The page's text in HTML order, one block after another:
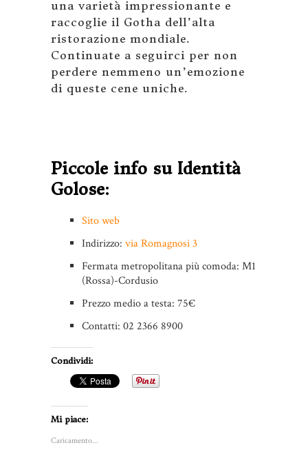
una varietà impressionante e
raccoglie il Gotha dell’alta
ristorazione mondiale.
Continuate a seguirci per non
perdere nemmeno un’emozione
di queste cene uniche.
Piccole info su Identità
Golose:
Sito web
Indirizzo: via Romagnosi 3
Fermata metropolitanapiù comoda: M1
(Rossa)-Cordusio
Prezzo medio a testa: 75€
Contatti: 02 2366 8900
Condividi:
Mi piace:
Caricamento...